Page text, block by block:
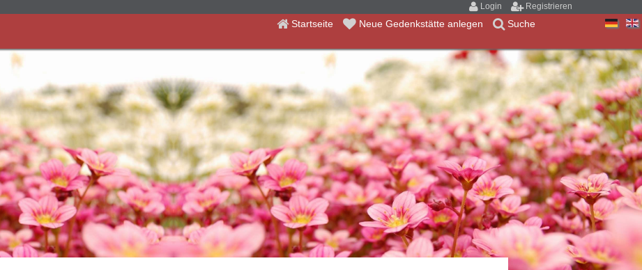
Login Registrieren
Startseite Neue Gedenkstätte anlegen Suche